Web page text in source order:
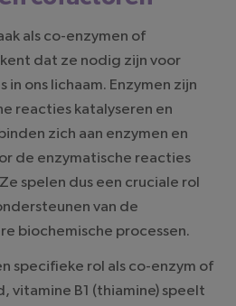
als co-enzymen of
dat ze nodig zijn voor
ons lichaam. Enzymen zijn
reacties katalyseren en
zich aan enzymen en
de enzymatische reacties
spelen dus een cruciale rol
van de
biochemische processen.
specifieke rol als co-enzym of
vitamine B1 (thiamine) speelt